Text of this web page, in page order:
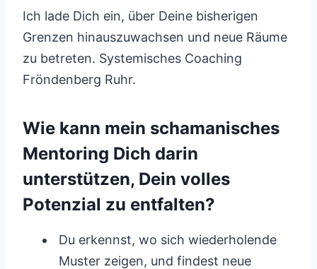
Ich lade Dich ein, über Deine bisherigen
Grenzen hinauszuwachsen und neue Räume
zu betreten. Systemisches Coaching
Fröndenberg Ruhr.
Wie kann mein schamanisches
Mentoring Dich darin
unterstützen, Dein volles
Potenzial zu entfalten?
Du erkennst, wo sich wiederholende
Muster zeigen, und findest neue